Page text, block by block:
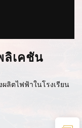
ลิเคชัน
ผลิตไฟฟ้าในโรงเรียน